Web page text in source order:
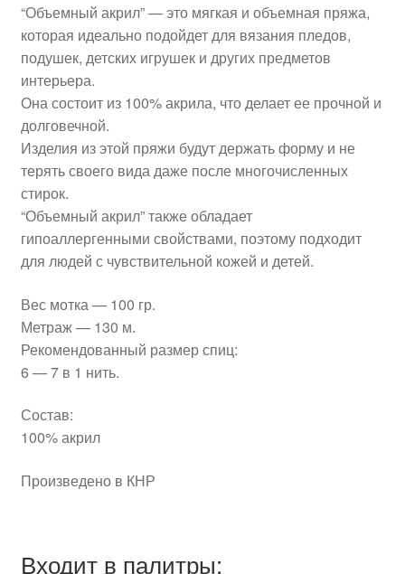
“Объемный акрил” — это мягкая и объемная пряжа,
которая идеально подойдет для вязания пледов,
подушек, детских игрушек и других предметов
интерьера.
Она состоит из 100% акрила, что делает ее прочной и
долговечной.
Изделия из этой пряжи будут держать форму и не
терять своего вида даже после многочисленных
стирок.
“Объемный акрил” также обладает
гипоаллергенными свойствами, поэтому подходит
для людей с чувствительной кожей и детей.
Вес мотка — 100 гр.
Метраж — 130 м.
Рекомендованный размер спиц:
6 — 7 в 1 нить.
Состав:
100% акрил
Произведено в КНР
Входит в палитры: